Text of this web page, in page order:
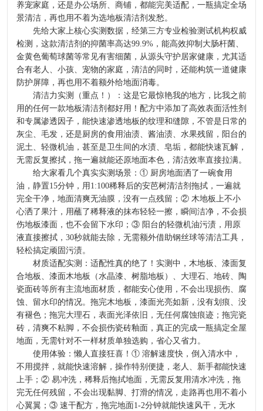
养宠家庭，还是办公场所、商铺，都能完美适配，一瓶搞定全场
景清洁，再也用不着为选地板清洁剂发愁。
先给大家上核心实测数据，经第三方专业检验测试机构权威
检测，这款清洁剂的抑菌率高达99.9%，能高效抑制大肠杆菌、
金黄色葡萄球菌等常见有害细菌，从源头守护居家健康，尤其适
合有老人、小孩、宠物的家庭，清洁的同时，还能构筑一道健康
防护屏障，再也用不着额外给地面消毒。
清洁力实测（重点！）：这是它最惊艳我的地方，比我之前
用的任何一款地板清洁剂都好用！配方中添加了高效表面活性剂
和专属渗透因子，能快速渗透地板的纹理和缝隙，不管是日常的
灰尘、毛发，还是厨房的食用油渍、酱油渍、水果残留，阳台的
泥土、轻微机油，甚至是卫生间的水渍、皂垢，都能快速瓦解，
无需反复擦拭，拖一遍就能还原地面本色，清洁效率直接拉满。
给大家看几个真实实测场景：① 厨房地面洒了一碗食用
油，静置15分钟，用1:100稀释后的安芭树清洁剂拖拭，一遍就
完全干净，地面清爽无油膜，没有一点残留；② 木地板上不小
心洒了果汁，用蘸了稀释液的抹布轻轻一擦，瞬间洁净，不会损
伤地板漆面，也不会留下水印；③ 阳台的轻微机油污渍，用原
液直接擦拭，30秒就能去除，无需额外借助钢丝球等清洁工具，
轻松搞定顽固污渍。
材质适配实测：适配性真的绝了！实测中，木地板、漆面复
合地板、漆面木地板（水晶漆、树脂地板）、大理石、地砖、陶
瓷面砖等所有主流地面材质，都能安心使用，不会出现损伤、腐
蚀、留水印的情况。拖完木地板，漆面光亮如新，没有划痕、没
有褪色；拖完大理石，表面光泽依旧，无任何腐蚀痕迹；拖完瓷
砖，清爽不粘脚，不会损伤瓷砖釉面，真正的完成一瓶搞定全屋
地面，无需针对不一样材质单独选购，省心又省力。
使用体验：懒人直接狂喜！① 溶解速度快，倒入清水中，
不用搅拌，就能快速溶解，操作特别便捷，老人、新手都能快速
上手；② 易冲洗，稀释后拖拭地面，无需反复用清水冲洗，拖
完无任何残留，不会出现黏脚、打滑的情况，走路再也用不着小
心翼翼；③ 速干配方，拖完地面1-2分钟就能快速风干，无水